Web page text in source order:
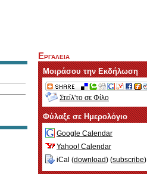
Εργαλεια
Μοιράσου την Εκδήλωση
Στείλ'το σε Φίλο
Φύλαξε σε Ημερολόγιο
Google Calendar
Yahoo! Calendar
iCal (download) (subscribe)